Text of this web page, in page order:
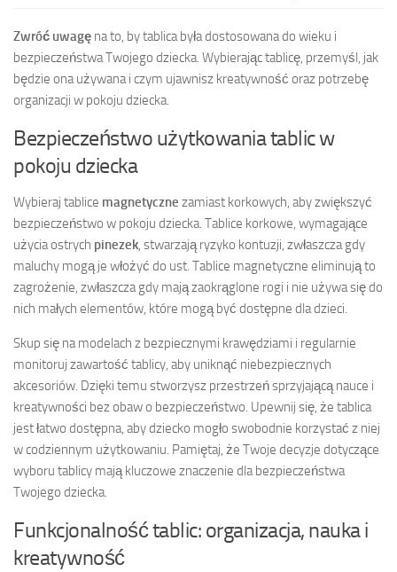
Zwróć uwagę na to, by tablica była dostosowana do wieku i
bezpieczeństwa Twojego dziecka. Wybierając tablicę, przemyśl, jak
będzie ona używana i czym ujawnisz kreatywność oraz potrzebę
organizacji w pokoju dziecka.
Bezpieczeństwo użytkowania tablic w
pokoju dziecka
Wybieraj tablice magnetyczne zamiast korkowych, aby zwiększyć
bezpieczeństwo w pokoju dziecka. Tablice korkowe, wymagające
użycia ostrych pinezek, stwarzają ryzyko kontuzji, zwłaszcza gdy
maluchy mogą je włożyć do ust. Tablice magnetyczne eliminują to
zagrożenie, zwłaszcza gdy mają zaokrąglone rogi i nie używa się do
nich małych elementów, które mogą być dostępne dla dzieci.
Skup się na modelach z bezpiecznymi krawędziami i regularnie
monitoruj zawartość tablicy, aby uniknąć niebezpiecznych
akcesoriów. Dzięki temu stworzysz przestrzeń sprzyjającą nauce i
kreatywności bez obaw o bezpieczeństwo. Upewnij się, że tablica
jest łatwo dostępna, aby dziecko mogło swobodnie korzystać z niej
w codziennym użytkowaniu. Pamiętaj, że Twoje decyzje dotyczące
wyboru tablicy mają kluczowe znaczenie dla bezpieczeństwa
Twojego dziecka.
Funkcjonalność tablic: organizacja, nauka i
kreatywność